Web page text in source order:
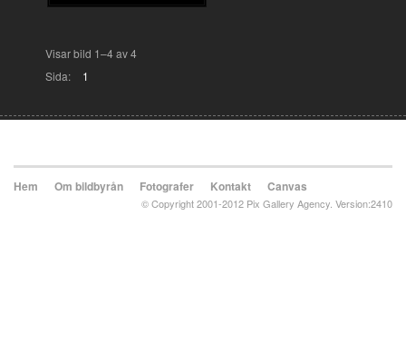
Visar bild 1–4 av 4
Sida:
1
Hem Om bildbyrån Fotografer Kontakt Canvas
© Copyright 2001-2012 Pix Gallery Agency. Version:2410